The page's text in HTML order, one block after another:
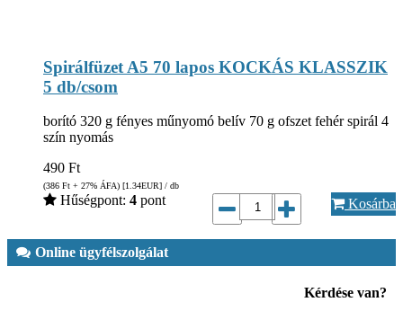
Spirálfüzet A5 70 lapos KOCKÁS KLASSZIK
5 db/csom
borító 320 g fényes műnyomó belív 70 g ofszet fehér spirál 4
szín nyomás
490 Ft
(386 Ft + 27% ÁFA) [1.34EUR] / db
Hűségpont: 4 pont Kosárba
Online ügyfélszolgálat
Kérdése van?